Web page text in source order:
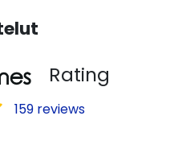
Rating
159 reviews